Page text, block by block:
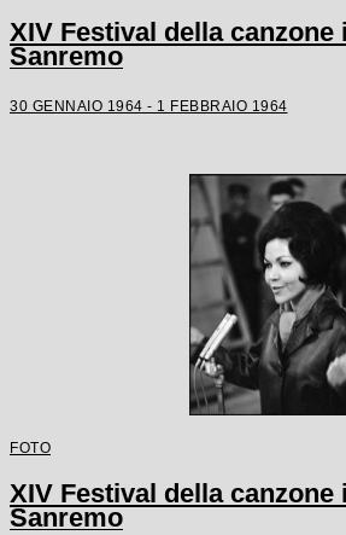
XIV Festival della canzone
Sanremo
30 GENNAIO 1964 - 1 FEBBRAIO 1964
FOTO
XIV Festival della canzone
Sanremo